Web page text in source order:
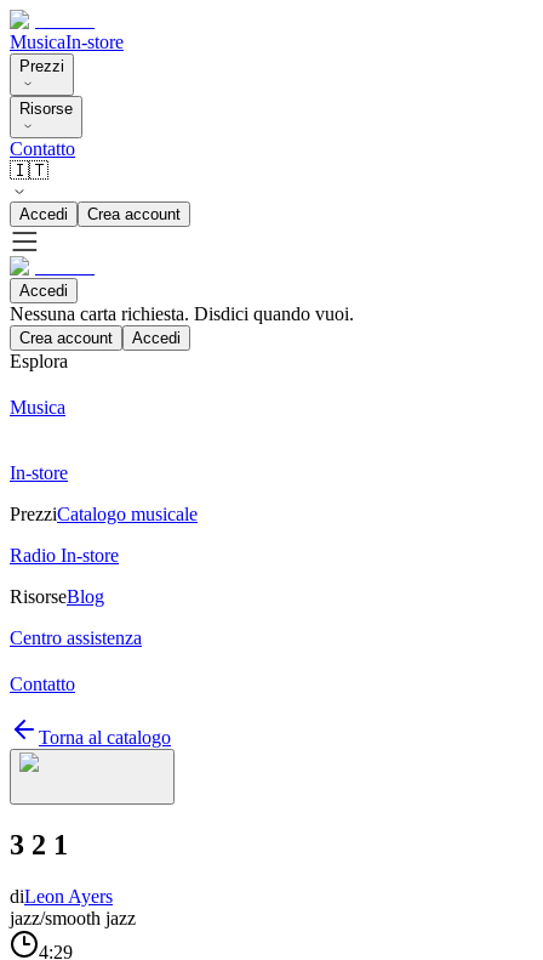
MusicaIn-store
Prezzi
Risorse
Contatto
🇮🇹
Accedi Crea account
Accedi
Nessuna carta richiesta. Disdici quando vuoi.
Crea account Accedi
Esplora
Musica
In-store
PrezziCatalogo musicale
Radio In-store
RisorseBlog
Centro assistenza
Contatto
Torna al catalogo
3 2 1
diLeon Ayers
jazz/smooth jazz
4:29